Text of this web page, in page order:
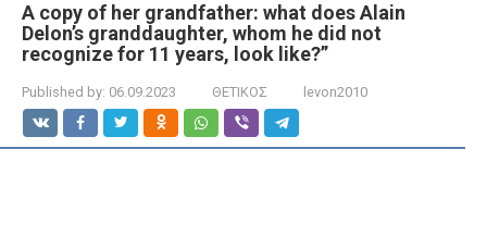
A copy of her grandfather: what does Alain
Delon’s granddaughter, whom he did not
recognize for 11 years, look like?”
Published by: 06.09.2023 ΘΕΤΙΚΟΣ levon2010